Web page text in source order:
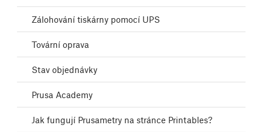
Zálohování tiskárny pomocí UPS
Tovární oprava
Stav objednávky
Prusa Academy
Jak fungují Prusametry na stránce Printables?